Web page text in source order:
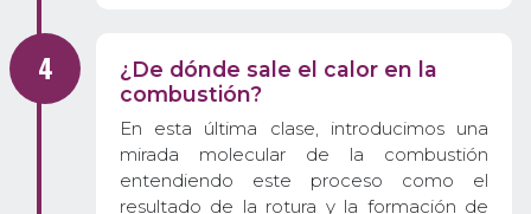
¿De dónde sale el calor en la
combustión?
En esta última clase, introducimos una
mirada molecular de la combustión
entendiendo este proceso como el
resultado de la rotura y la formación de